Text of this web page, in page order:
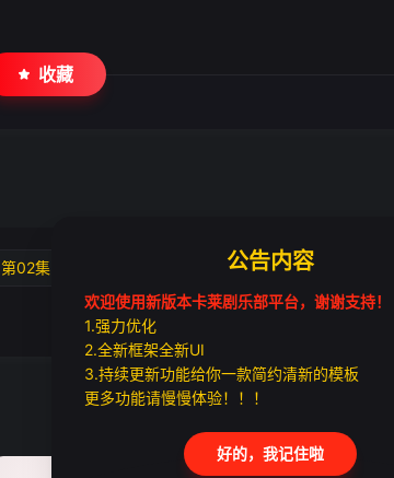
收藏
第02集 第04集
公告内容
欢迎使用新版本卡莱剧乐部平台，谢谢支持！
1.强力优化
2.全新框架全新UI
3.持续更新功能给你一款简约清新的模板
更多功能请慢慢体验！！！
好的，我记住啦